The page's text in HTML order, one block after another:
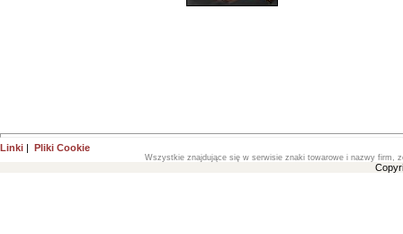
Linki | Pliki Cookie
Wszystkie znajdujące się w serwisie znaki towarowe i nazwy firm,